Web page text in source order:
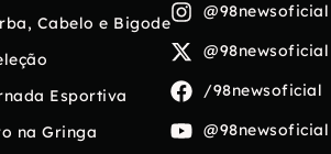
Cabelo e Bigode
Esportiva
na Gringa
@98newsoficial
@98newsoficial
/98newsoficial
@98newsoficial